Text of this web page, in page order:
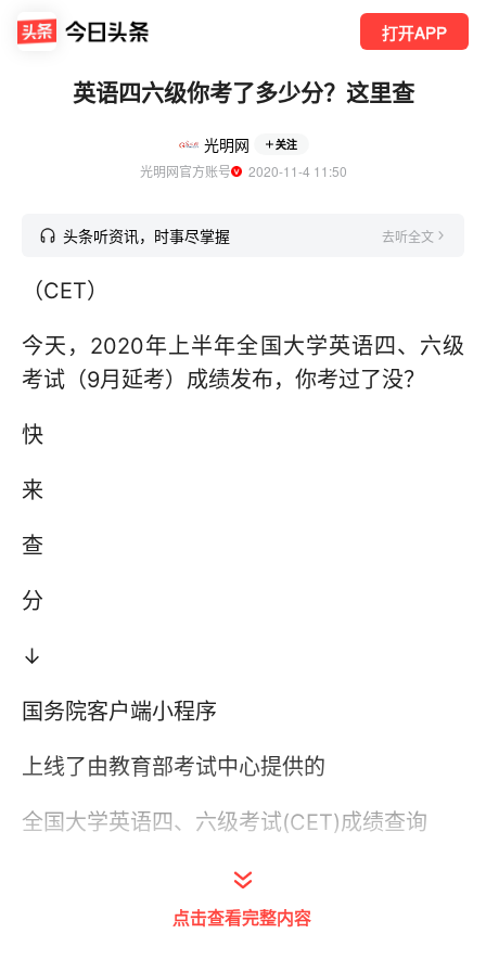
打开APP
英语四六级你考了多少分？这里查
光明网 关注
光明网官方账号
  2020-11-4 11:50
头条听资讯，时事尽掌握 去听全文
（CET）
今天，2020年上半年全国大学英语四、六级
考试（9月延考）成绩发布，你考过了没？
快
来
查
分
↓
国务院客户端小程序
上线了由教育部考试中心提供的
全国大学英语四、六级考试(CET)成绩查询
【考生姓名】和【准考证号】，
点击查看完整内容